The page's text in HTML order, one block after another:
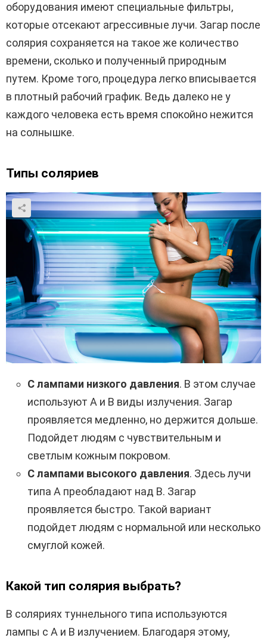
оборудования имеют специальные фильтры,
которые отсекают агрессивные лучи. Загар после
солярия сохраняется на такое же количество
времени, сколько и полученный природным
путем. Кроме того, процедура легко вписывается
в плотный рабочий график. Ведь далеко не у
каждого человека есть время спокойно нежится
на солнышке.
Типы соляриев
С лампами низкого давления. В этом случае
используют А и В виды излучения. Загар
проявляется медленно, но держится дольше.
Подойдет людям с чувствительным и
светлым кожным покровом.
С лампами высокого давления. Здесь лучи
типа А преобладают над В. Загар
проявляется быстро. Такой вариант
подойдет людям с нормальной или несколько
смуглой кожей.
Какой тип солярия выбрать?
В соляриях туннельного типа используются
лампы с А и В излучением. Благодаря этому,